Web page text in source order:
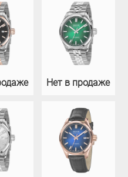
Нет в продаже